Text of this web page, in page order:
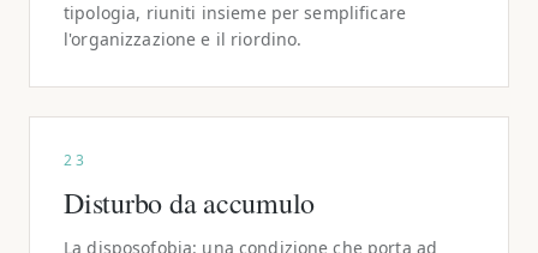
tipologia, riuniti insieme per semplificare
l'organizzazione e il riordino.
23
Disturbo da accumulo
La disposofobia: una condizione che porta ad